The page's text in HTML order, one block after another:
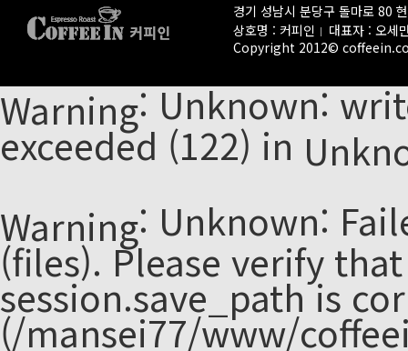
경기 성남시 분당구 돌마로 80
상호명 : 커피인
대표자 : 오세
Copyright 2012©
Warning: Unknown:
exceeded (122) in
Warning: Unknown:
(files). Please verify
session.save_path is
(/mansei77/www/